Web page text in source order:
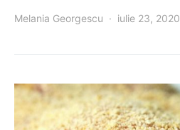
Melania Georgescu iulie 23, 2020